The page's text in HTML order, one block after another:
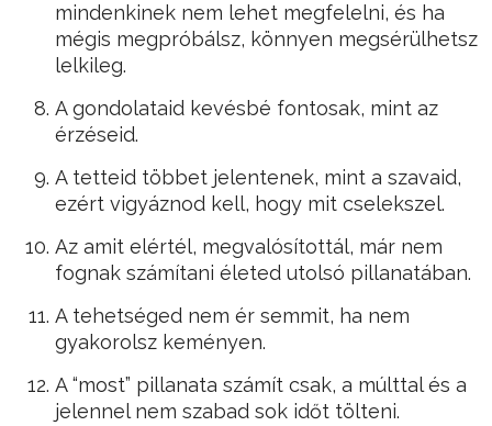
mindenkinek nem lehet megfelelni, és ha
mégis megpróbálsz, könnyen megsérülhetsz
lelkileg.
A gondolataid kevésbé fontosak, mint az
érzéseid.
A tetteid többet jelentenek, mint a szavaid,
ezért vigyáznod kell, hogy mit cselekszel.
Az amit elértél, megvalósítottál, már nem
fognak számítani életed utolsó pillanatában.
A tehetséged nem ér semmit, ha nem
gyakorolsz keményen.
A “most” pillanata számít csak, a múlttal és a
jelennel nem szabad sok időt tölteni.